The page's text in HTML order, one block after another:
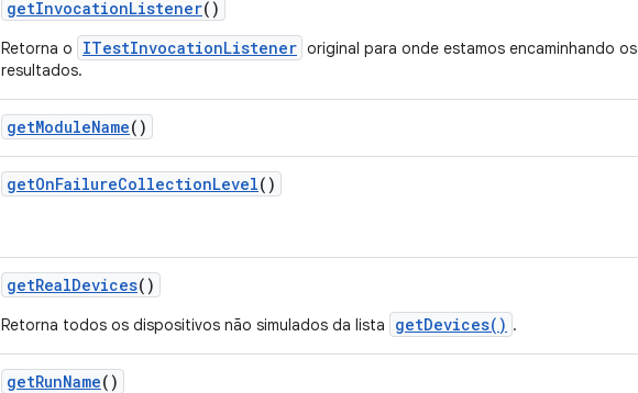
getInvocationListener()
Retorna o ITestInvocationListener original para onde estamos encaminhando os
resultados.
getModuleName()
getOnFailureCollectionLevel()
getRealDevices()
Retorna todos os dispositivos não simulados da lista getDevices() .
getRunName()